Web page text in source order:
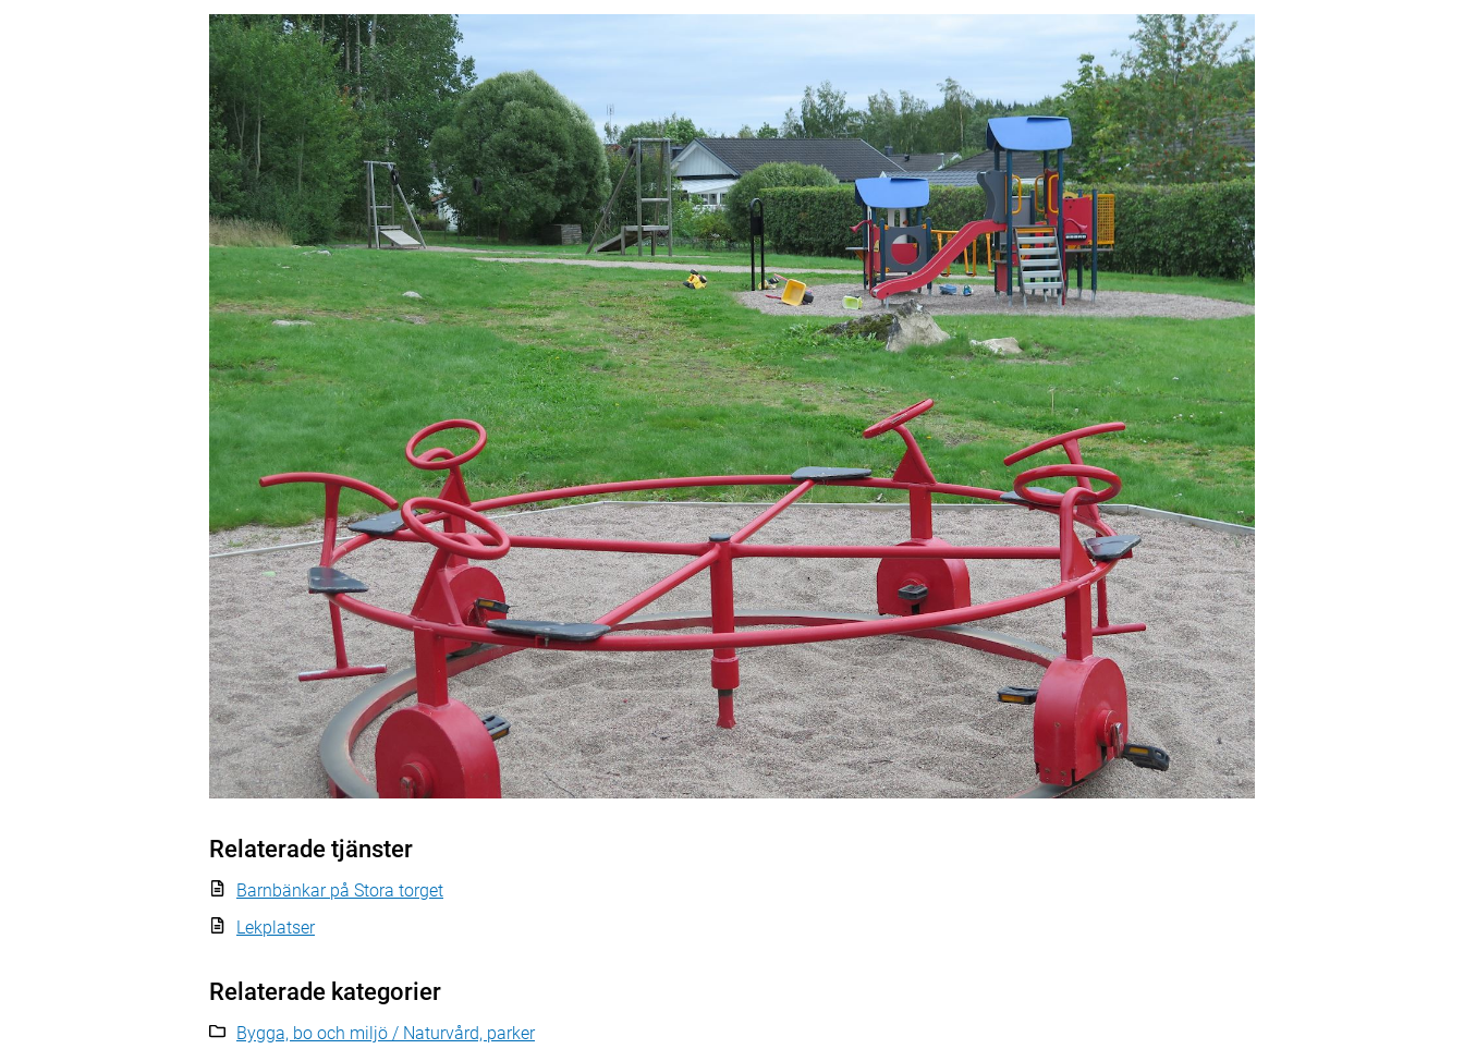
Relaterade tjänster
Barnbänkar på Stora torget
Lekplatser
Relaterade kategorier
Bygga, bo och miljö / Naturvård, parker